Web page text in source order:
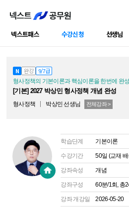
넥스트패스 수강신청 선생님
N 완강 9/7급
형사정책의 기본이론과 핵심이론을 한번에 완성
[기본] 2027 박상민 형사정책 개념 완성
형사정책 박상민선생님 전체강좌 >
학습단계 기본이론
수강기간 50일 (교재
강좌속성 개념
강좌구성 60분/1회, 총
강좌 개강일 2026-05-20